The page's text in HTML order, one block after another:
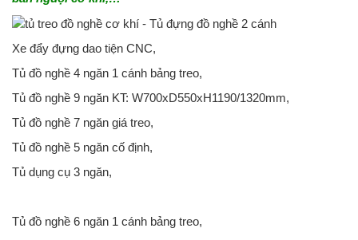
Xe đẩy đựng dao tiện CNC,
Tủ đồ nghề 4 ngăn 1 cánh bảng treo,
Tủ đồ nghề 9 ngăn KT: W700xD550xH1190/1320mm,
Tủ đồ nghề 7 ngăn giá treo,
Tủ đồ nghề 5 ngăn cố định,
Tủ dụng cụ 3 ngăn,
Tủ đồ nghề 6 ngăn 1 cánh bảng treo,